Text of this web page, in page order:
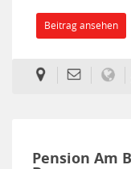
Beitrag ansehen
Pension Am